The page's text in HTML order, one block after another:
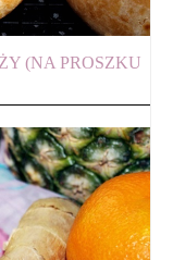
(NA PROSZKU